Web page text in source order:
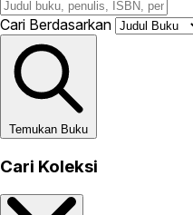
Cari Berdasarkan
Temukan Buku
Cari Koleksi